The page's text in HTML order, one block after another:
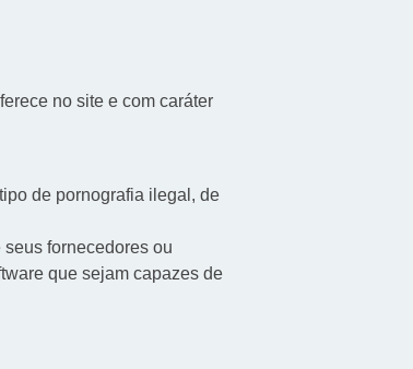
no site e com caráter
de pornografia ilegal, de
fornecedores ou
que sejam capazes de